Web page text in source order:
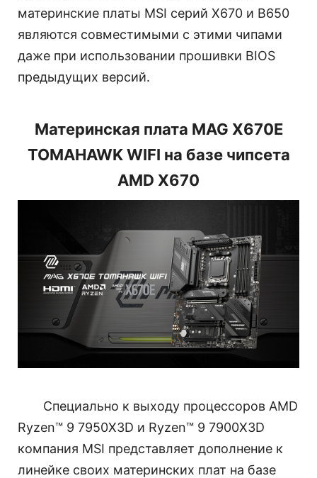
материнские платы MSI серий X670 и B650
являются совместимыми с этими чипами
даже при использовании прошивки BIOS
предыдущих версий.
Материнская плата MAG X670E
TOMAHAWK WIFI на базе чипсета
AMD X670
Специально к выходу процессоров AMD
Ryzen™ 9 7950X3D и Ryzen™ 9 7900X3D
компания MSI представляет дополнение к
линейке своих материнских плат на базе